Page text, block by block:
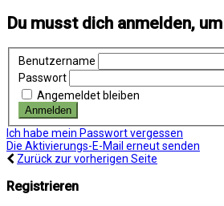
Du musst dich anmelden,
Benutzername
Passwort
Angemeldet bleiben
Ich habe mein Passwort vergessen
Die Aktivierungs-E-Mail erneut senden
Zurück zur vorherigen Seite
Registrieren